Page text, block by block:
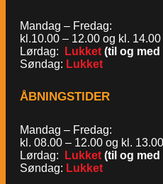
Mandag – Fredag:
kl.10.00 – 12.00 og kl.
Lørdag:
Lukket (til og med
Søndag: Lukket
ÅBNINGSTIDER
Mandag – Fredag:
kl. 08.00 – 12.00 og kl.
Lørdag:
Lukket (til og med
Søndag: Lukket